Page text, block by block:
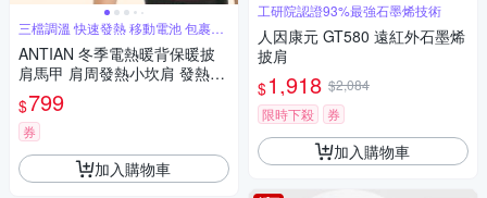
三檔調溫 快速發熱 移動電池 包裹式
熱敷
ANTIAN 冬季電熱暖背保暖披
肩馬甲 肩周發熱小坎肩 發熱馬
甲 背部保暖神器
$799
券
加入購物車
工研院認證93%最強石墨烯技術
人因康元 GT580 遠紅外石墨烯
披肩
$1,918 $2,084
限時下殺
券
加入購物車